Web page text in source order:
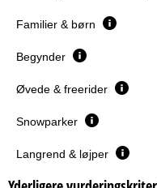
Familier & børn
Begynder
Øvede & freerider
Snowparker
Langrend & løjper